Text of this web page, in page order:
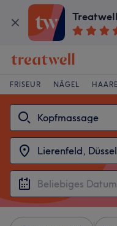
Treatwell
FRISEUR NÄGEL